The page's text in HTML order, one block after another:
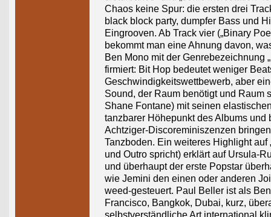
Chaos keine Spur: die ersten drei
black block party, dumpfer Bass und
Eingrooven. Ab Track vier („Binary
bekommt man eine Ahnung davon,
Ben Mono mit der Genrebezeichnung
firmiert: Bit Hop bedeutet weniger
Geschwindigkeitswettbewerb, aber
Sound, der Raum benötigt und Raum
Shane Fontane) mit seinen
tanzbarer Höhepunkt des Albums
Achtziger-Discoreminiszenzen
Tanzboden. Ein weiteres Highlight auf
und Outro spricht) erklärt auf Ursula-
und überhaupt der erste Popstar
wie Jemini den einen oder anderen
weed-gesteuert. Paul Beller ist als
Francisco, Bangkok, Dubai, kurz,
selbstverständliche Art international